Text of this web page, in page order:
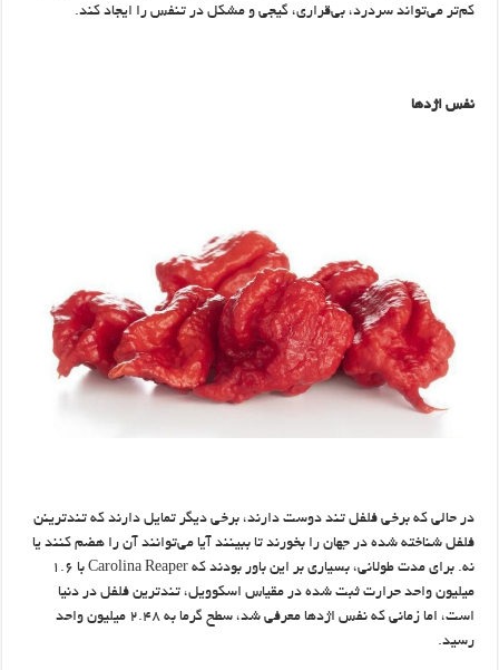
کم‌تر می‌تواند سردرد، بی‌قراری، گیجی و مشکل در تنفس را ایجاد کند.
نفس اژدها
در حالی که برخی فلفل تند دوست دارند، برخی دیگر تمایل دارند که تندترینن
فلفل شناخته شده در جهان را بخورند تا ببینند آیا می‌توانند آن را هضم کنند یا
نه. برای مدت طولانی، بسیاری بر این باور بودند که Carolina Reaper با ۱.۶
میلیون واحد حرارت ثبت‌ شده در مقیاس اسکوویل، تندترین فلفل در دنیا
است، اما زمانی که نفس اژدها معرفی شد، سطح گرما به ۲.۴۸ میلیون واحد
رسید.